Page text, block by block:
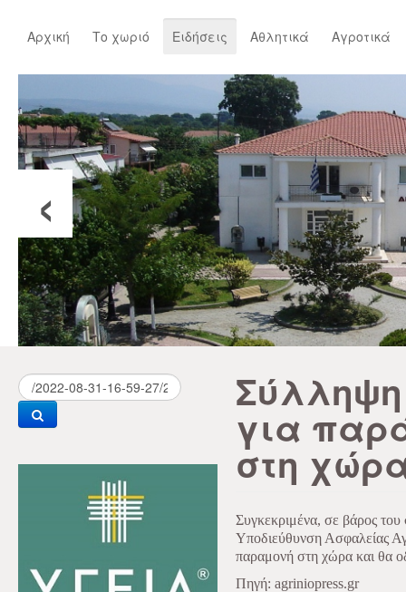
Αρχική Το χωριό Ειδήσεις Αθλητικά Αγροτικά
‹
για
στη
Συγκεκριμένα, σε βάρος του
Υποδιεύθυνση Ασφαλείας
παραμονή στη χώρα και θα
Πηγή: agriniopress.gr